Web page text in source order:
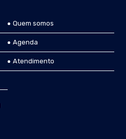
Quem somos
Agenda
Atendimento